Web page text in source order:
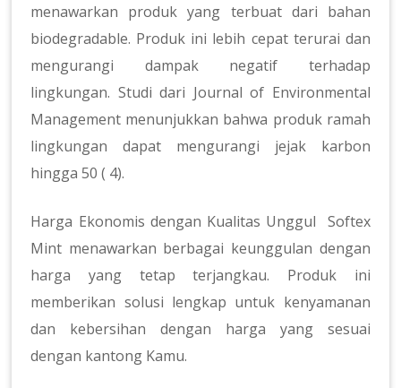
menawarkan produk yang terbuat dari bahan
biodegradable. Produk ini lebih cepat terurai dan
mengurangi dampak negatif terhadap
lingkungan. Studi dari Journal of Environmental
Management menunjukkan bahwa produk ramah
lingkungan dapat mengurangi jejak karbon
hingga 50 ( 4).
Harga Ekonomis dengan Kualitas Unggul Softex
Mint menawarkan berbagai keunggulan dengan
harga yang tetap terjangkau. Produk ini
memberikan solusi lengkap untuk kenyamanan
dan kebersihan dengan harga yang sesuai
dengan kantong Kamu.